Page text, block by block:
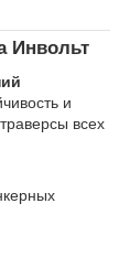
Инвольт
и
всех